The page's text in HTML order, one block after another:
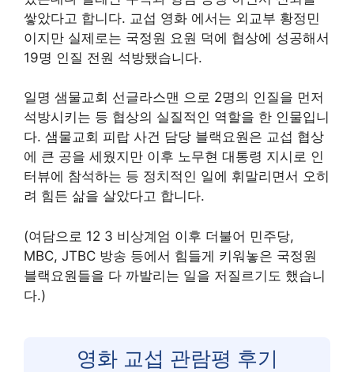
쌓았다고 합니다. 교섭 영화 에서는 외교부 황정민
이지만 실제로는 국정원 요원 덕에 협상에 성공해서
19명 인질 전원 석방됐습니다.
일명 샘물교회 선글라스맨 으로 2명의 인질을 먼저
석방시키는 등 협상의 실질적인 역할을 한 인물입니
다. 샘물교회 피랍 사건 담당 블랙요원은 교섭 협상
에 큰 공을 세웠지만 이후 노무현 대통령 지시로 인
터뷰에 참석하는 등 정치적인 일에 휘말리면서 오히
려 힘든 삶을 살았다고 합니다.
(여담으로 12 3 비상계엄 이후 더불어 민주당,
MBC, JTBC 방송 등에서 힘들게 키워놓은 국정원
블랙요원들을 다 까발리는 일을 저질르기도 했습니
다.)
영화 교섭 관람평 후기